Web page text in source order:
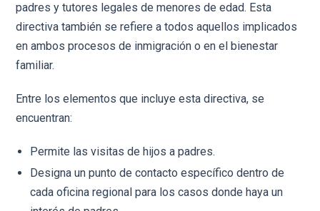
padres y tutores legales de menores de edad. Esta
directiva también se refiere a todos aquellos implicados
en ambos procesos de inmigración o en el bienestar
familiar.
Entre los elementos que incluye esta directiva, se
encuentran:
Permite las visitas de hijos a padres.
Designa un punto de contacto específico dentro de
cada oficina regional para los casos donde haya un